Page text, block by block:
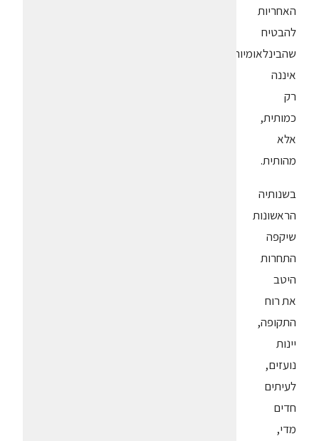
האחריות
להבטיח
שהבינלאומיות
איננה
רק
כמותית,
אלא
מהותית.
בשנותיה
הראשונות
שיקפה
התחרות
היטב
את רוח
התקופה,
יינות
נועזים,
לעיתים
חדים
מדי,